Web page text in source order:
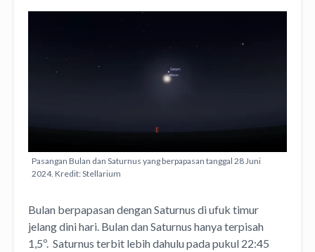
Pasangan Bulan dan Saturnus yang berpapasan tanggal 28 Juni
2024. Kredit: Stellarium
Bulan berpapasan dengan Saturnus di ufuk timur
jelang dini hari. Bulan dan Saturnus hanya terpisah
1,5º. Saturnus terbit lebih dahulu pada pukul 22:45